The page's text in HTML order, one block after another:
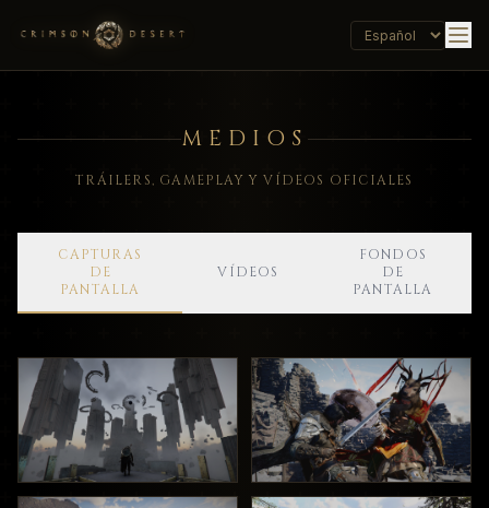
MEDIOS
TRÁILERS, GAMEPLAY Y VÍDEOS OFICIALES
CAPTURAS
DE
PANTALLA
VÍDEOS
FONDOS
DE
PANTALLA